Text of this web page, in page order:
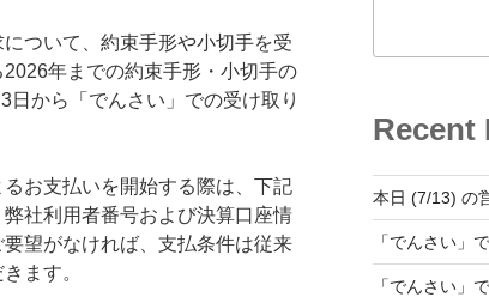
ついて、約束手形や小切手を受
年までの約束手形・小切手の
から「でんさい」での受け取り
お支払いを開始する際は、下記
社利用者番号および決算口座情
望がなければ、支払条件は従来
ます。
Recent
本日 (7/13) の
「でんさい」
「でんさい」